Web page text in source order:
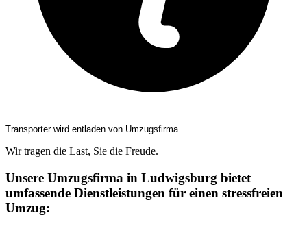
Transporter wird entladen von Umzugsfirma
Wir tragen die Last, Sie die Freude.
Unsere Umzugsfirma in Ludwigsburg bietet
umfassende Dienstleistungen für einen stressfreien
Umzug: